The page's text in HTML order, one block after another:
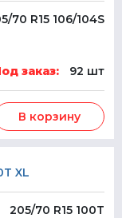
70 R15 106/104S
заказ: 92 шт
В корзину
XL
205/70 R15 100T